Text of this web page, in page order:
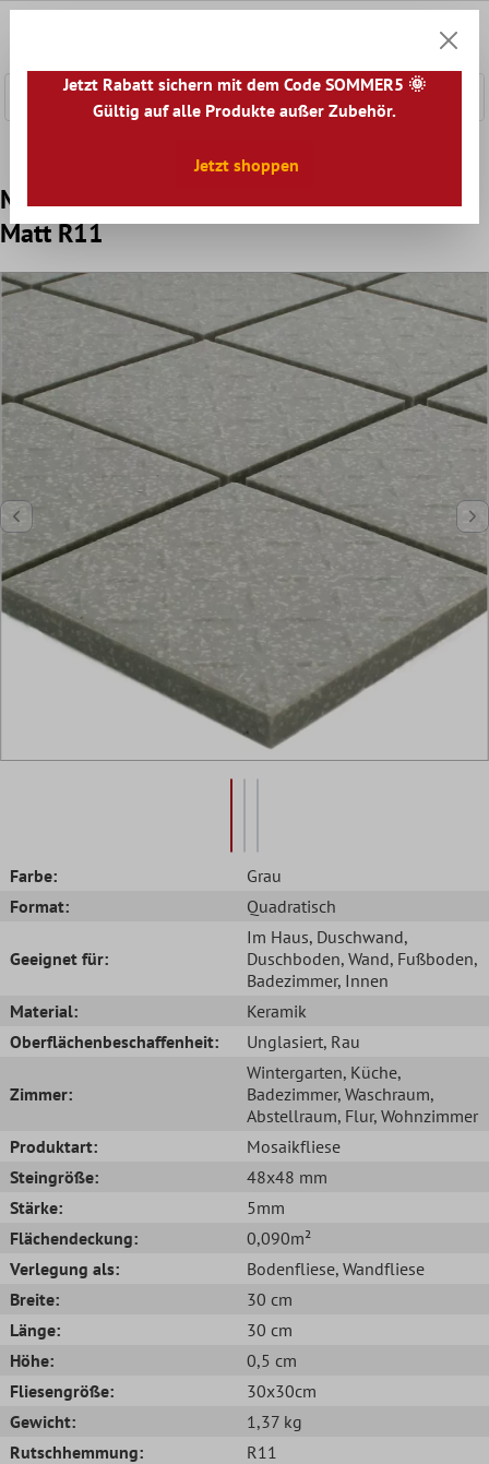
Mosaikfliesen Keramik Grau Gespenkelt
Matt R11
Farbe:
Grau
Format:
Quadratisch
Geeignet für:
Im Haus, Duschwand,
Duschboden, Wand, Fußboden,
Badezimmer, Innen
Material:
Keramik
Oberflächenbeschaffenheit:
Unglasiert, Rau
Zimmer:
Wintergarten, Küche,
Badezimmer, Waschraum,
Abstellraum, Flur, Wohnzimmer
Produktart:
Mosaikfliese
Steingröße:
48x48 mm
Stärke:
5mm
Flächendeckung:
0,090m²
Verlegung als:
Bodenfliese, Wandfliese
Breite:
30 cm
Länge:
30 cm
Höhe:
0,5 cm
Fliesengröße:
30x30cm
Gewicht:
1,37 kg
Rutschhemmung:
R11
Jetzt Rabatt sichern mit dem Code SOMMER5 🌞
Gültig auf alle Produkte außer Zubehör.
Jetzt shoppen